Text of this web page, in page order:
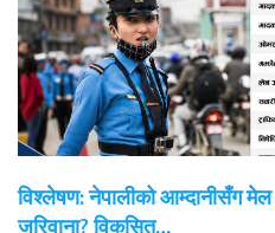
विश्लेषण: नेपालीको आम्दानीसँग